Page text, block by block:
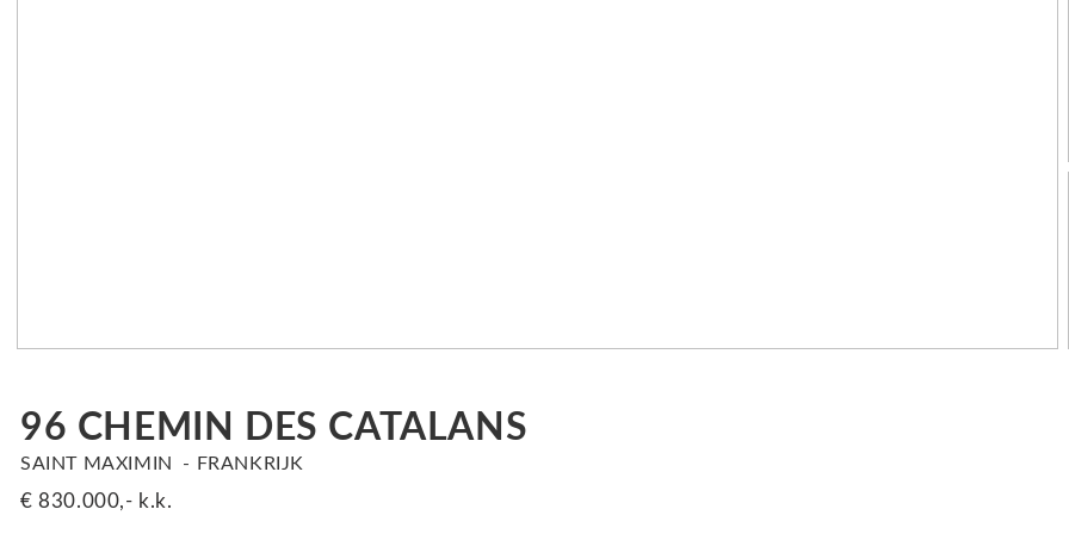
96 CHEMIN DES CATALANS
SAINT MAXIMIN FRANKRIJK
€ 830.000,- k.k.